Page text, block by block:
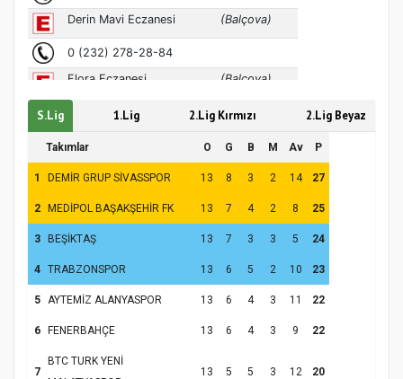
S.Lig 1.Lig 2.Lig Kırmızı 2.Lig Beyaz
Takımlar O G B M Av P
1 DEMİR GRUP SİVASSPOR 13 8 3 2 14 27
2 MEDİPOL BAŞAKŞEHİR FK 13 7 4 2 8 25
3 BEŞİKTAŞ 13 7 3 3 5 24
4 TRABZONSPOR 13 6 5 2 10 23
5 AYTEMİZ ALANYASPOR 13 6 4 3 11 22
6 FENERBAHÇE 13 6 4 3 9 22
7
BTC TURK YENİ
13 5 5 3 12 20